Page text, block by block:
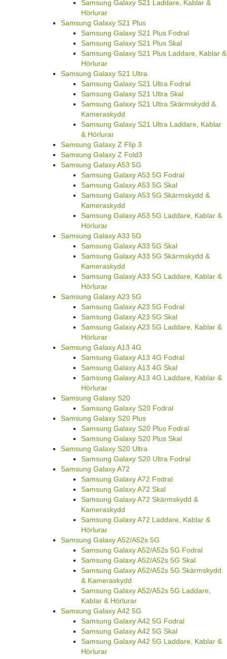
Samsung Galaxy S21 Laddare, Kablar &
Hörlurar
Samsung Galaxy S21 Plus
Samsung Galaxy S21 Plus Fodral
Samsung Galaxy S21 Plus Skal
Samsung Galaxy S21 Plus Laddare, Kablar &
Hörlurar
Samsung Galaxy S21 Ultra
Samsung Galaxy S21 Ultra Fodral
Samsung Galaxy S21 Ultra Skal
Samsung Galaxy S21 Ultra Skärmskydd &
Kameraskydd
Samsung Galaxy S21 Ultra Laddare, Kablar
& Hörlurar
Samsung Galaxy Z Flip 3
Samsung Galaxy Z Fold3
Samsung Galaxy A53 5G
Samsung Galaxy A53 5G Fodral
Samsung Galaxy A53 5G Skal
Samsung Galaxy A53 5G Skärmskydd &
Kameraskydd
Samsung Galaxy A53 5G Laddare, Kablar &
Hörlurar
Samsung Galaxy A33 5G
Samsung Galaxy A33 5G Skal
Samsung Galaxy A33 5G Skärmskydd &
Kameraskydd
Samsung Galaxy A33 5G Laddare, Kablar &
Hörlurar
Samsung Galaxy A23 5G
Samsung Galaxy A23 5G Fodral
Samsung Galaxy A23 5G Skal
Samsung Galaxy A23 5G Laddare, Kablar &
Hörlurar
Samsung Galaxy A13 4G
Samsung Galaxy A13 4G Fodral
Samsung Galaxy A13 4G Skal
Samsung Galaxy A13 4G Laddare, Kablar &
Hörlurar
Samsung Galaxy S20
Samsung Galaxy S20 Fodral
Samsung Galaxy S20 Plus
Samsung Galaxy S20 Plus Fodral
Samsung Galaxy S20 Plus Skal
Samsung Galaxy S20 Ultra
Samsung Galaxy S20 Ultra Fodral
Samsung Galaxy A72
Samsung Galaxy A72 Fodral
Samsung Galaxy A72 Skal
Samsung Galaxy A72 Skärmskydd &
Kameraskydd
Samsung Galaxy A72 Laddare, Kablar &
Hörlurar
Samsung Galaxy A52/A52s 5G
Samsung Galaxy A52/A52s 5G Fodral
Samsung Galaxy A52/A52s 5G Skal
Samsung Galaxy A52/A52s 5G Skärmskydd
& Kameraskydd
Samsung Galaxy A52/A52s 5G Laddare,
Kablar & Hörlurar
Samsung Galaxy A42 5G
Samsung Galaxy A42 5G Fodral
Samsung Galaxy A42 5G Skal
Samsung Galaxy A42 5G Laddare, Kablar &
Hörlurar